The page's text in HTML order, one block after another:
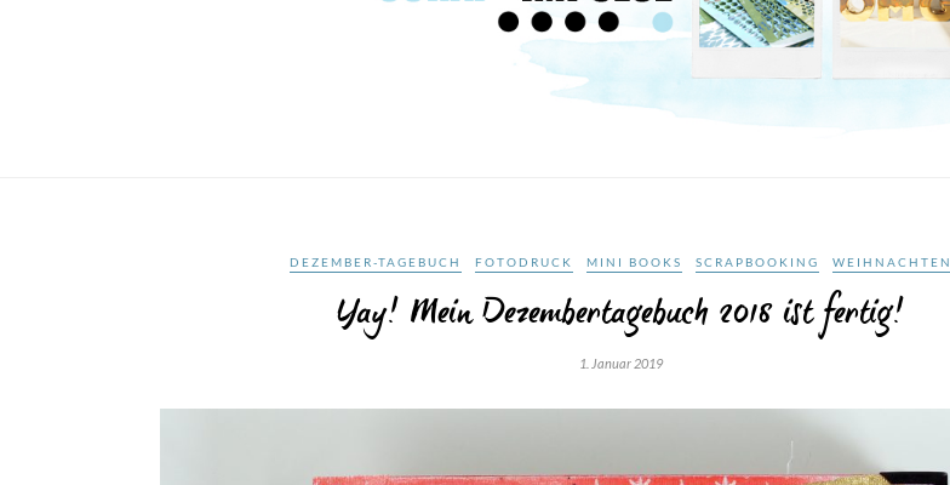
DEZEMBER-TAGEBUCH FOTODRUCK MINI BOOKS SCRAPBOOKING WEIHNACHTEN
Yay! Mein Dezembertagebuch 2018 ist fertig!
1. Januar 2019